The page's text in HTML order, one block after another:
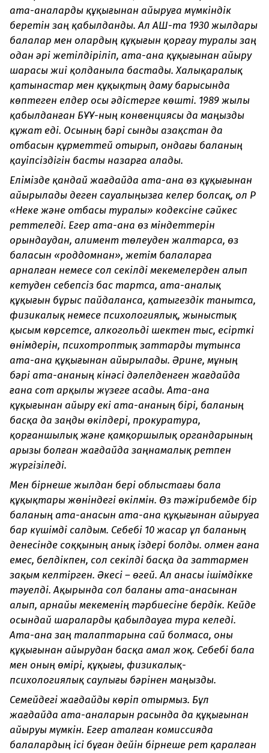
ата-аналарды құқығынан айыруға мүмкіндік
беретін заң қабылданды. Ал АҚШ-та 1930 жылдары
балалар мен олардың құқығын қорғау туралы заң
одан әрі жетілдіріліп, ата-ана құқығынан айыру
шарасы жиі қолданыла бастады. Халықаралық
қатынастар мен құқықтың даму барысында
көптеген елдер осы әдістерге көшті. 1989 жылы
қабылданған БҰҰ-ның конвенциясы да маңызды
құжат еді. Осының бәрі сынды Қазақстан да
отбасын құрметтей отырып, ондағы баланың
қауіпсіздігін басты назарға алады.
Елімізде қандай жағдайда ата-ана өз құқығынан
айырылады деген сауалыңызға келер болсақ, ол ҚР
«Неке және отбасы туралы» кодексіне сәйкес
реттеледі. Егер ата-ана өз міндеттерін
орындаудан, алимент төлеуден жалтарса, өз
баласын «роддомнан», жетім балаларға
арналған немесе сол секілді мекемелерден алып
кетуден себепсіз бас тартса, ата-аналық
құқығын бұрыс пайдаланса, қатыгездік танытса,
физикалық немесе психологиялық, жыныстық
қысым көрсетсе, алкогольді шектен тыс, есірткі
өнімдерін, психотроптық заттарды тұтынса
ата-ана құқығынан айырылады. Әрине, мұның
бәрі ата-ананың кінәсі дәлелденген жағдайда
ғана сот арқылы жүзеге асады. Ата-ана
құқығынан айыру екі ата-ананың бірі, баланың
басқа да заңды өкілдері, прокуратура,
қорғаншылық және қамқоршылық органдарының
арызы болған жағдайда заңнамалық ретпен
жүргізіледі.
Мен бірнеше жылдан бері облыстағы бала
құқықтары жөніндегі өкілмін. Өз тәжірибемде бір
баланың ата-анасын ата-ана құқығынан айыруға
бар күшімді салдым. Себебі 10 жасар ұл баланың
денесінде соққының анық іздері болды. Қолмен ғана
емес, белдікпен, сол секілді басқа да заттармен
зақым келтірген. Әкесі – өгей. Ал анасы ішімдікке
тәуелді. Ақырында сол баланы ата-анасынан
алып, арнайы мекеменің тәрбиесіне бердік. Кейде
осындай шараларды қабылдауға тура келеді.
Ата-ана заң талаптарына сай болмаса, оны
құқығынан айырудан басқа амал жоқ. Себебі бала
мен оның өмірі, құқығы, физикалық-
психологиялық саулығы бәрінен маңызды.
Семейдегі жағдайды көріп отырмыз. Бұл
жағдайда ата-аналарын расында да құқығынан
айыруы мүмкін. Егер аталған комиссияда
балалардың ісі бұған дейін бірнеше рет қаралған